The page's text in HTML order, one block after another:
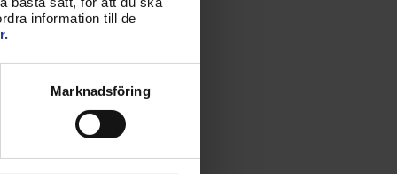
information till de
Marknadsföring